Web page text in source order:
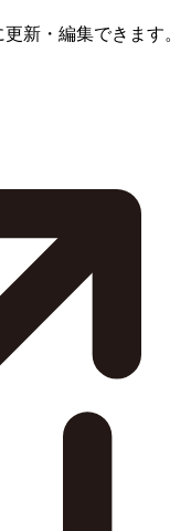
新・編集できます。